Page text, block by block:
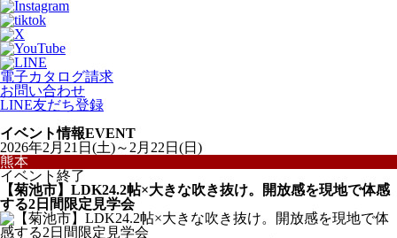
電子カタログ請求
お問い合わせ
LINE友だち登録
イベント情報EVENT
2026年2月21日(土)～2月22日(日)
熊本
イベント終了
【菊池市】LDK24.2帖×大きな吹き抜け。開放感を現地で体感
する2日間限定見学会